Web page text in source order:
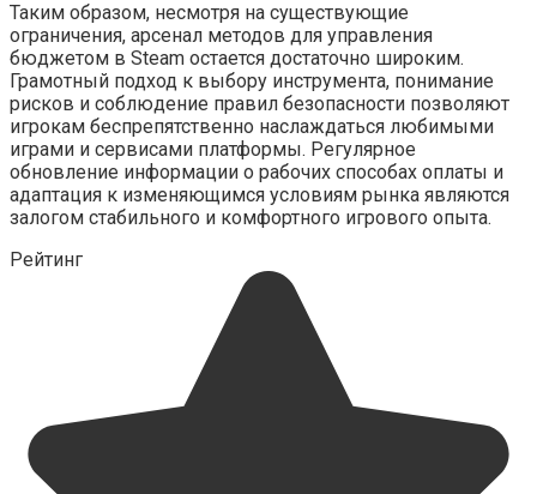
Таким образом, несмотря на существующие
ограничения, арсенал методов для управления
бюджетом в Steam остается достаточно широким.
Грамотный подход к выбору инструмента, понимание
рисков и соблюдение правил безопасности позволяют
игрокам беспрепятственно наслаждаться любимыми
играми и сервисами платформы. Регулярное
обновление информации о рабочих способах оплаты и
адаптация к изменяющимся условиям рынка являются
залогом стабильного и комфортного игрового опыта.
Рейтинг